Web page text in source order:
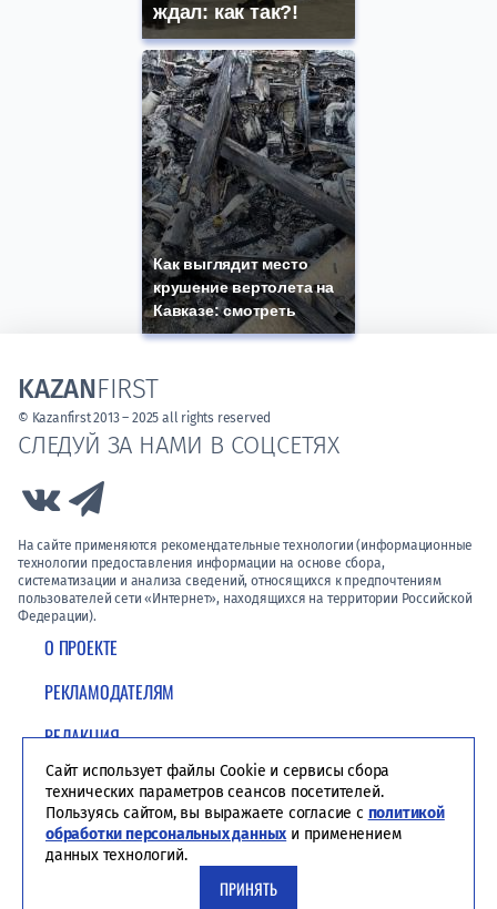
ждал: как так?!
Как выглядит место
крушение вертолета на
Кавказе: смотреть
О ПРОЕКТЕ
РЕКЛАМОДАТЕЛЯМ
РЕДАКЦИЯ
ПОЛИТИКА КОНФИДЕНЦИАЛЬНОСТИ
СЛЕДУЙ ЗА НАМИ В СОЦСЕТЯХ
Link to Vk
На сайте применяются рекомендательные технологии (информационные
технологии предоставления информации на основе сбора,
систематизации и анализа сведений, относящихся к предпочтениям
пользователей сети «Интернет», находящихся на территории Российской
Федерации).
KAZANFIRST
© Kazanfirst 2013 – 2025 all rights reserved
Сайт использует файлы Cookie и сервисы сбора
технических параметров сеансов посетителей.
Пользуясь сайтом, вы выражаете согласие с политикой
обработки персональных данных и применением
данных технологий.
ПРИНЯТЬ